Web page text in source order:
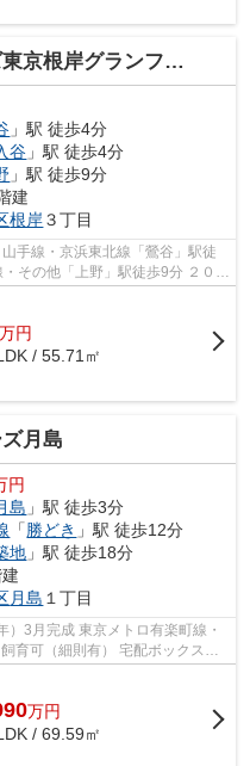
根岸グランフォート
」駅 徒歩4分
谷 」駅 徒歩4分
」駅 徒歩9分
建
根岸３丁目
他「上野」駅徒歩9分 ２０１
万円
/ 55.71㎡
月島
円
島 」駅 徒歩3分
「 勝どき 」駅 徒歩12分
地 」駅 徒歩18分
月島 １丁目
万円
/ 69.59㎡